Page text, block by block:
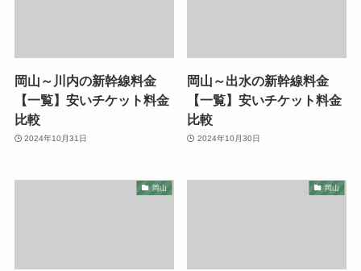
岡山～川内の新幹線料金
【一覧】安いチケット料金
比較
2024年10月31日
岡山～出水の新幹線料金
【一覧】安いチケット料金
比較
2024年10月30日
岡山 岡山